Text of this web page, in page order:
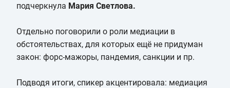
подчеркнула Мария Светлова.
Отдельно поговорили о роли медиации в
обстоятельствах, для которых ещё не придуман
закон: форс-мажоры, пандемия, санкции и пр.
Подводя итоги, спикер акцентировала: медиация